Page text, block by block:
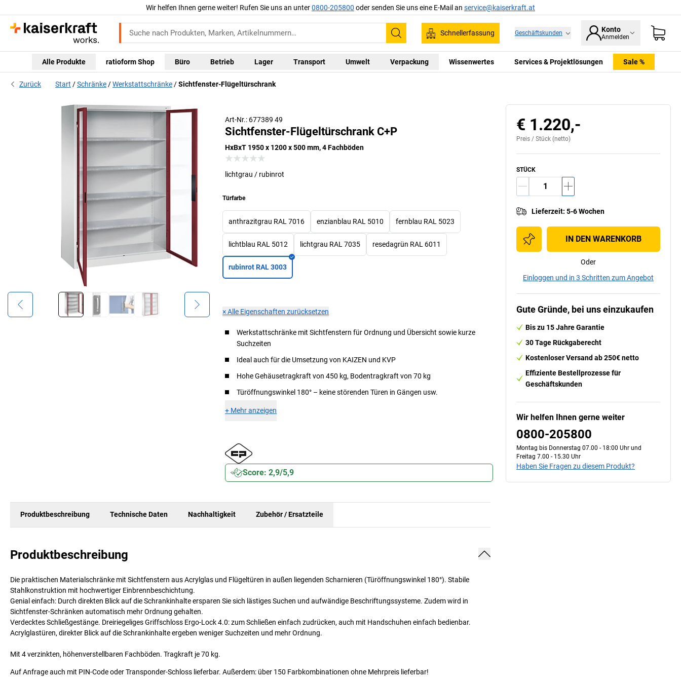
Wir helfen Ihnen gerne weiter! Rufen Sie uns an unter0800-205800 oder senden Sie uns eine E-Mail an service@kaiserkraft.at
Suchen
Schnellerfassung Geschäftskunden Konto
Anmelden
Alle Produkte ratioform Shop Büro Betrieb Lager Transport Umwelt Verpackung Wissenwertes Services & Projektlösungen Sale %
Zurück Start Schränke Werkstattschränke Sichtfenster-Flügeltürschrank
Art-Nr.: 677389 49
Sichtfenster-Flügeltürschrank C+P
HxBxT 1950 x 1200 x 500 mm, 4 Fachböden
lichtgrau / rubinrot
Türfarbe
anthrazitgrau RAL 7016 enzianblau RAL 5010 fernblau RAL 5023
lichtblau RAL 5012 lichtgrau RAL 7035 resedagrün RAL 6011
rubinrot RAL 3003
×Alle Eigenschaften zurücksetzen
Werkstattschränke mit Sichtfenstern für Ordnung und Übersicht sowie kurze
Suchzeiten
Ideal auch für die Umsetzung von KAIZEN und KVP
Hohe Gehäusetragkraft von 450 kg, Bodentragkraft von 70 kg
Türöffnungswinkel 180° – keine störenden Türen in Gängen usw.
+ Mehr anzeigen
Score: 2,9/5,9
nur zugedrückt werden
Produktbeschreibung Technische Daten Nachhaltigkeit Zubehör / Ersatzteile
Produktbeschreibung
Die praktischen Materialschränke mit Sichtfenstern aus Acrylglas und Flügeltüren in außen liegenden Scharnieren (Türöffnungswinkel 180°). Stabile
Stahlkonstruktion mit hochwertiger Einbrennbeschichtung.
Genial einfach: Durch direkten Blick auf die Schrankinhalte ersparen Sie sich lästiges Suchen und aufwändige Beschriftungssysteme. Zudem wird in
Sichtfenster-Schränken automatisch mehr Ordnung gehalten.
Verdecktes Schließgestänge. Dreiriegeliges Griffschloss Ergo-Lock 4.0: zum Schließen einfach zudrücken, auch mit Handschuhen einfach bedienbar.
Acrylglastüren, direkter Blick auf die Schrankinhalte ergeben weniger Suchzeiten und mehr Ordnung.
Mit 4 verzinkten, höhenverstellbaren Fachböden. Tragkraft je 70 kg.
Auf Anfrage auch mit PIN-Code oder Transponder-Schloss lieferbar. Außerdem: über 150 Farbkombinationen ohne Mehrpreis lieferbar!
€ 1.220,-
Preis / Stück (netto)
STÜCK
Lieferzeit: 5-6 Wochen
IN DEN WARENKORB
Oder
Einloggen und in 3 Schritten zum Angebot
Gute Gründe, bei uns einzukaufen
Bis zu 15 Jahre Garantie
30 Tage Rückgaberecht
Kostenloser Versand ab 250€ netto
Effiziente Bestellprozesse für
Geschäftskunden
Wir helfen Ihnen gerne weiter
0800-205800
Montag bis Donnerstag 07.00 - 18:00 Uhr und
Freitag 7.00 - 15.30 Uhr
Haben Sie Fragen zu diesem Produkt?